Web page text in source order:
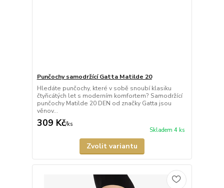
Punčochy samodržící Gatta Matilde 20
Hledáte punčochy, které v sobě snoubí klasiku
čtyřicátých let s moderním komfortem? Samodržící
punčochy Matilde 20 DEN od značky Gatta jsou
věnov...
309 Kč/ks
Skladem 4 ks
Zvolit variantu